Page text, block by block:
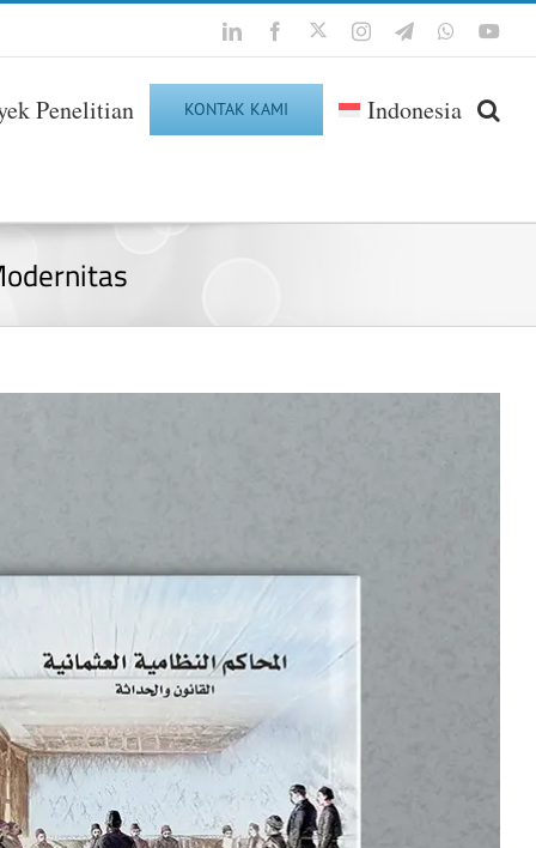
LinkedInFacebook
TwitterInstagramTelegramWhatsApp
Penelitian KONTAK KAMI Indonesia